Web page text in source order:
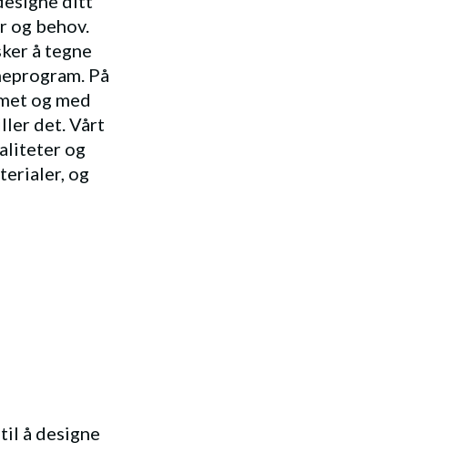
og behov.
å tegne
På
og med
det. Vårt
og
og
å designe